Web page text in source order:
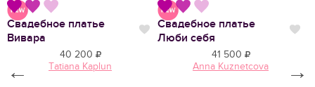
Нравится
Свадебное платье
Вивара
Нравится
40 200
Tatiana Kaplun
Свадебное платье
Люби себя
41 500
Anna Kuznetcova
← →